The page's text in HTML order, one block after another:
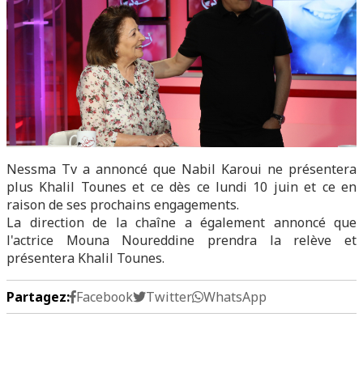
Nessma Tv a annoncé que Nabil Karoui ne présentera
plus Khalil Tounes et ce dès ce lundi 10 juin et ce en
raison de ses prochains engagements.
La direction de la chaîne a également annoncé que
l'actrice Mouna Noureddine prendra la relève et
présentera Khalil Tounes.
Partagez: Facebook Twitter WhatsApp